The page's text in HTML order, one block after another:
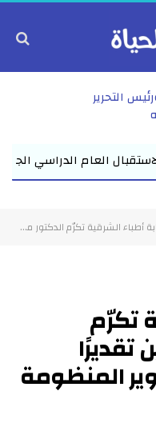
التحرير
التعليم بالشرقية
الشرقية تكرّم الدكتور محمود أمين تقديرًا لإسهاماته في تطوير المنظومة الصحية
تكرّم
المنظومة